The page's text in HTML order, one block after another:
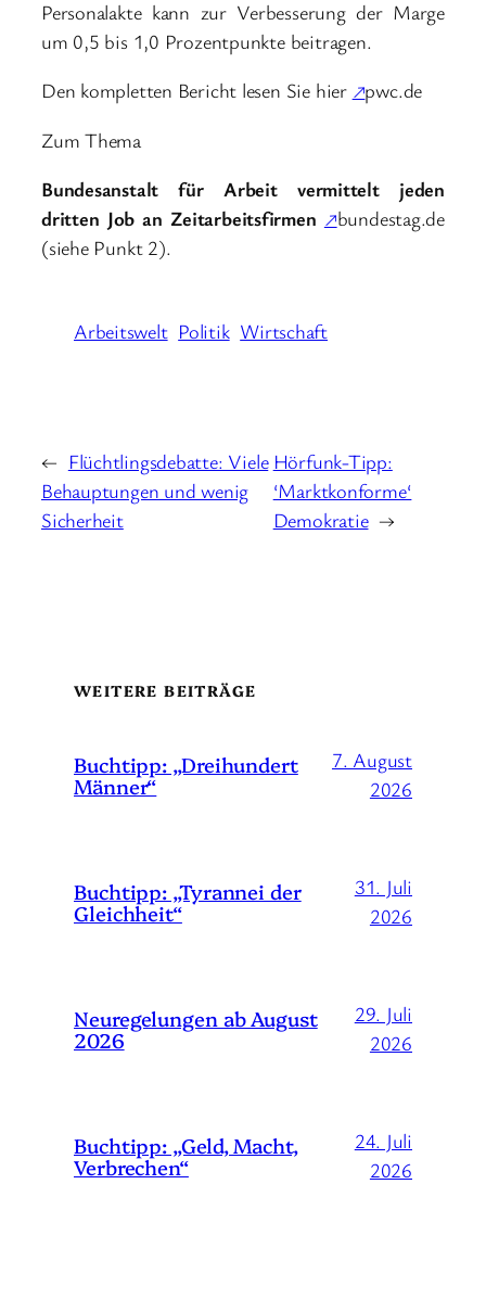
Personalakte kann zur Verbesserung der Marge
um 0,5 bis 1,0 Prozentpunkte beitragen.
Den kompletten Bericht lesen Sie hier ↗pwc.de
Zum Thema
Bundesanstalt für Arbeit vermittelt jeden
dritten Job an Zeitarbeitsfirmen ↗bundestag.de
(siehe Punkt 2).
Arbeitswelt Politik Wirtschaft
← Flüchtlingsdebatte: Viele
Behauptungen und wenig
Sicherheit
Hörfunk-Tipp:
‘Marktkonforme‘
Demokratie →
WEITERE BEITRÄGE
Buchtipp: „Dreihundert
Männer“
7. August
2026
Buchtipp: „Tyrannei der
Gleichheit“
31. Juli
2026
Neuregelungen ab August
2026
29. Juli
2026
Buchtipp: „Geld, Macht,
Verbrechen“
24. Juli
2026